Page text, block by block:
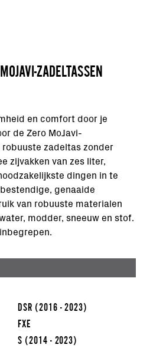
ZADELTASSEN
en comfort door je
de Zero MoJavi-
robuuste zadeltas zonder
zijvakken van zes liter,
dingen in te
genaaide
van robuuste materialen
modder, sneeuw en stof.
DSR (2016 - 2023)
FXE
S (2014 - 2023)